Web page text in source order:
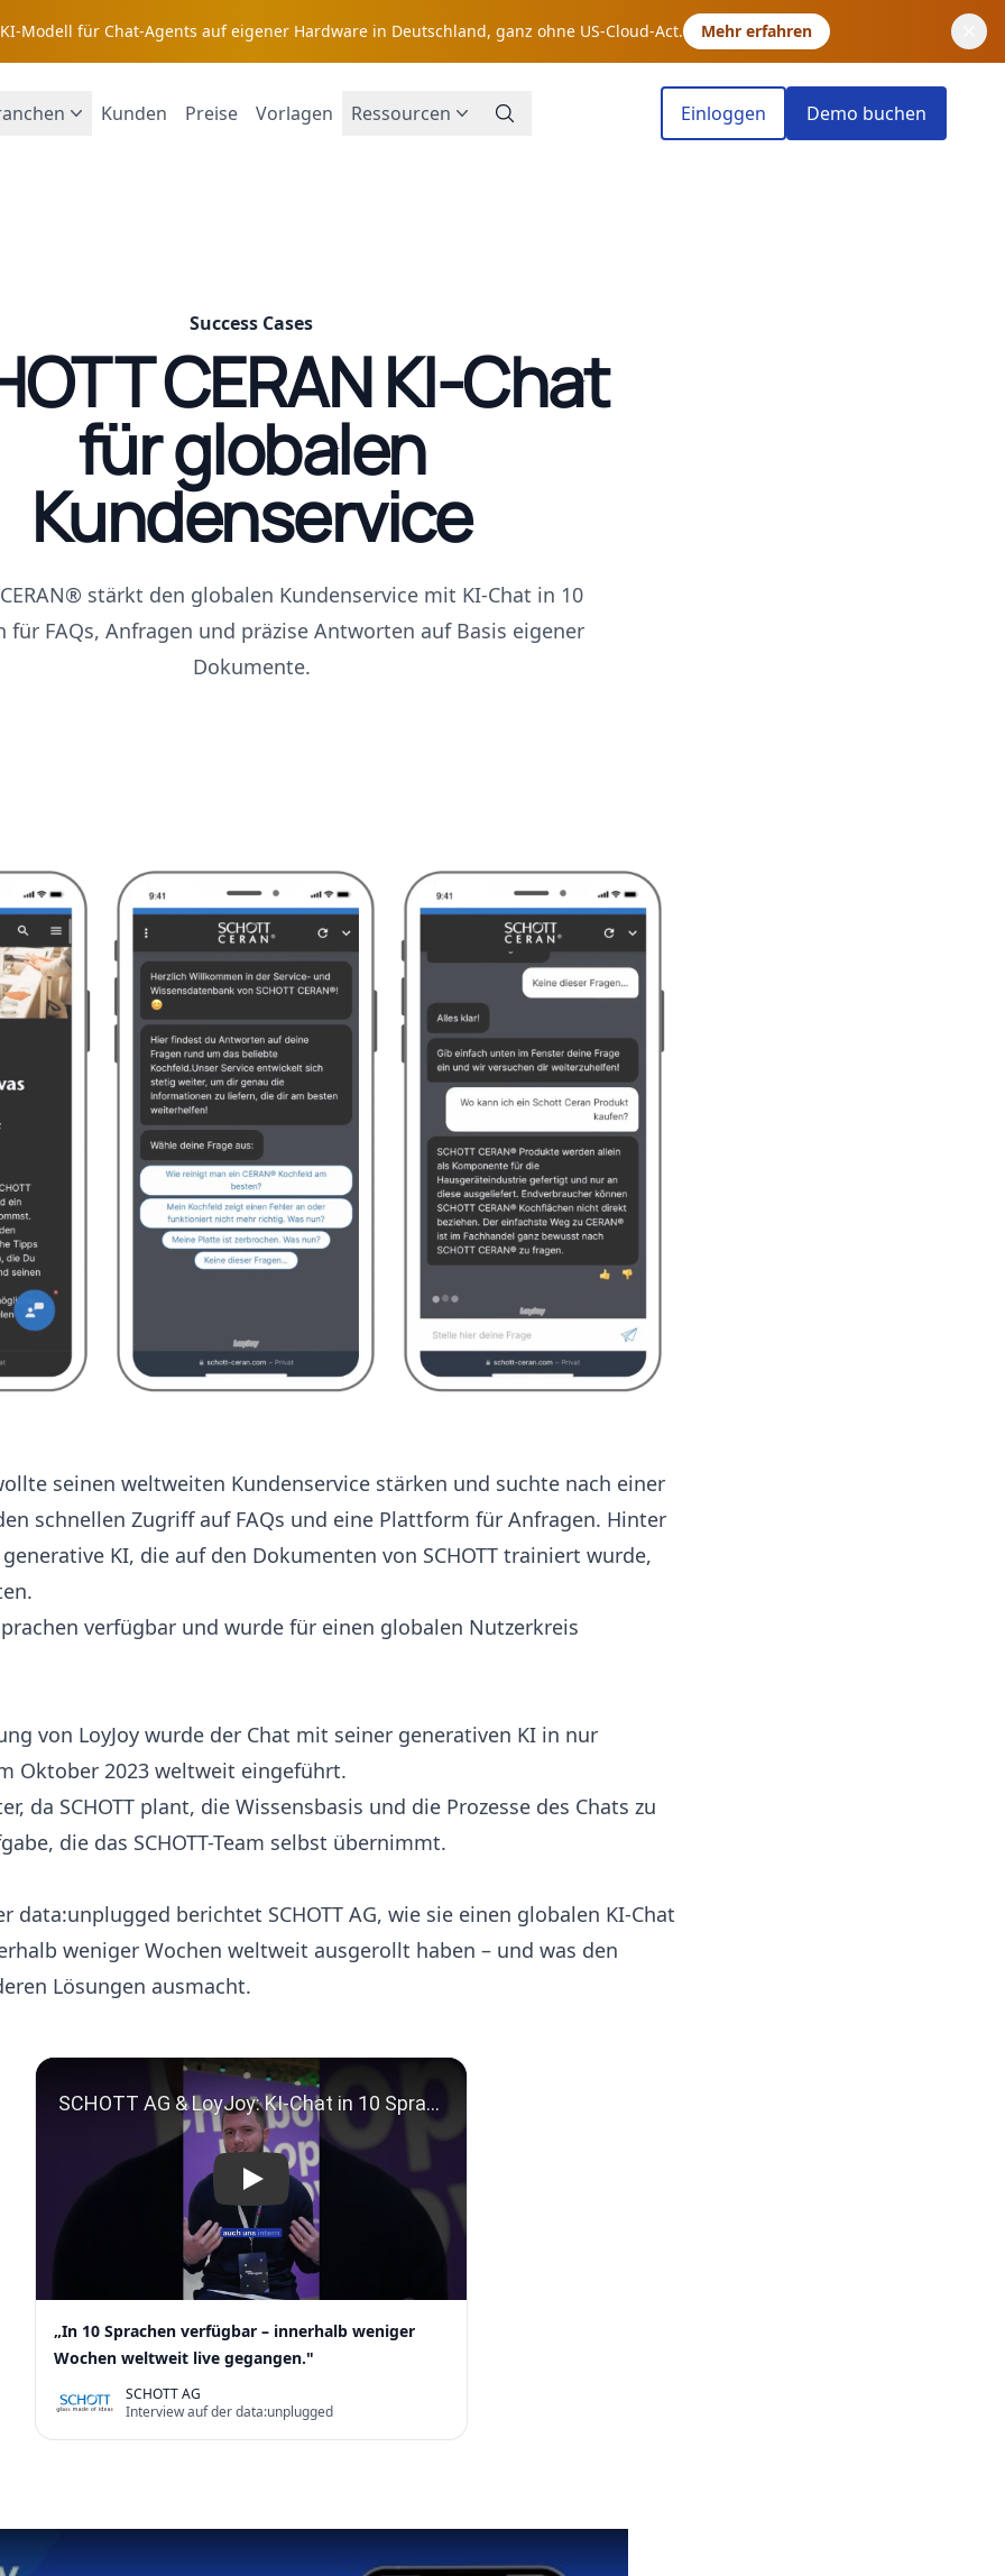
Modell für Chat-Agents auf eigener Hardware in Deutschland, ganz ohne US-Cloud-Act. Mehr erfahren
Kunden Preise Vorlagen Ressourcen Einloggen Demo buchen
Success Cases
CERAN KI-Chat
für globalen
Kundenservice
CERAN® stärkt den globalen Kundenservice mit KI-Chat in 10
für FAQs, Anfragen und präzise Antworten auf Basis eigener
Dokumente.
seinen weltweiten Kundenservice stärken und suchte nach einer
schnellen Zugriff auf FAQs und eine Plattform für Anfragen. Hinter
KI, die auf den Dokumenten von SCHOTT trainiert wurde,
verfügbar und wurde für einen globalen Nutzerkreis
von LoyJoy wurde der Chat mit seiner generativen KI in nur
Oktober 2023 weltweit eingeführt.
da SCHOTT plant, die Wissensbasis und die Prozesse des Chats zu
die das SCHOTT-Team selbst übernimmt.
data:unplugged berichtet SCHOTT AG, wie sie einen globalen KI-Chat
weniger Wochen weltweit ausgerollt haben – und was den
Lösungen ausmacht.
Play
„In 10 Sprachen verfügbar – innerhalb weniger
Wochen weltweit live gegangen."
SCHOTT AG
Interview auf der data:unplugged